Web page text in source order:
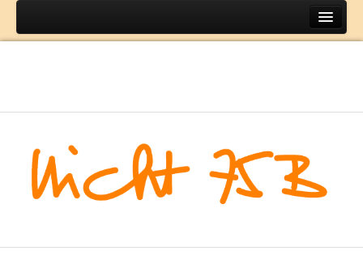
Home
Lifestyle
Mode